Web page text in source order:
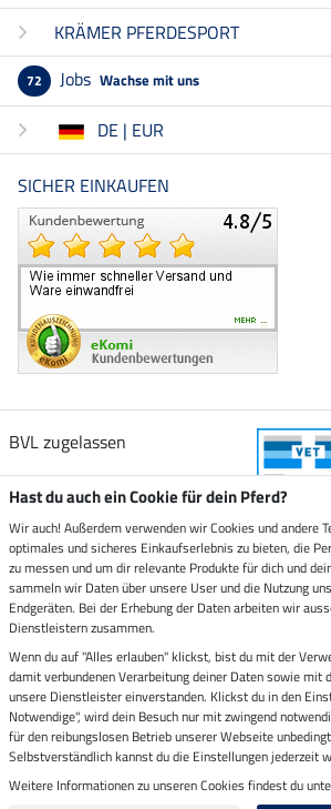
KRÄMER PFERDESPORT
72 Jobs Wachse mit uns
DE | EUR
SICHER EINKAUFEN
BVL zugelassen
Zustellung durch
Sicher bezahlen mit
Rechnung
Impressum
Letzte Aktualisierung am
Hast du auch ein Cookie für dein Pferd?
Wir auch! Außerdem verwenden wir Cookies und andere
optimales und sicheres Einkaufserlebnis zu bieten, die
zu messen und um dir relevante Produkte für dich und
sammeln wir Daten über unsere User und die Nutzung
Endgeräten. Bei der Erhebung der Daten arbeiten wir
Dienstleistern zusammen.
Wenn du auf "Alles erlauben" klickst, bist du mit der
damit verbundenen Verarbeitung deiner Daten sowie mit
unsere Dienstleister einverstanden. Klickst du in den
Notwendige", wird dein Besuch nur mit zwingend
für den reibungslosen Betrieb unserer Webseite
Selbstverständlich kannst du die Einstellungen jederzeit
Weitere Informationen zu unseren Cookies findest du